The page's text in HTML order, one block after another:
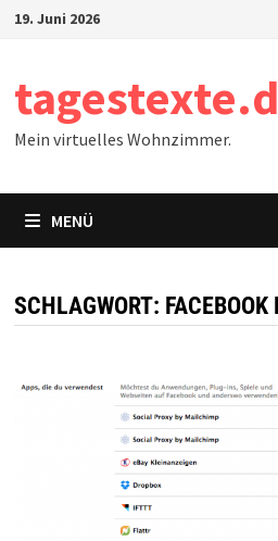
Zum19. Juni 2026
Mein virtuelles Wohnzimmer.
MENÜ
SCHLAGWORT: